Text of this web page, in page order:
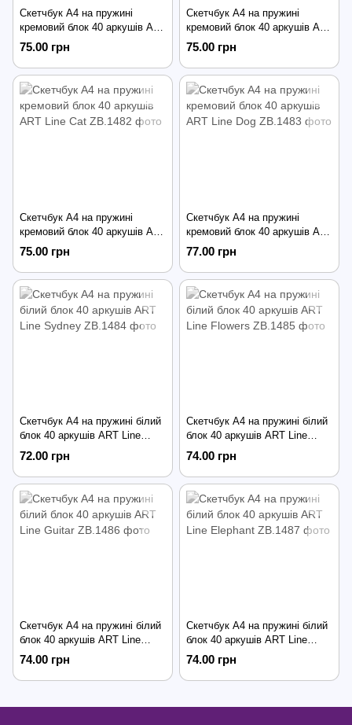
Скетчбук А4 на пружині
кремовий блок 40 аркушів ART
Line
75.00 грн
Скетчбук А4 на пружині
кремовий блок 40 аркушів ART
Line France
75.00 грн
Скетчбук А4 на пружині
кремовий блок 40 аркушів ART
Line Cat
75.00 грн
Скетчбук А4 на пружині
кремовий блок 40 аркушів ART
Line Dog
77.00 грн
Скетчбук А4 на пружині білий
блок 40 аркушів ART Line
Sydney
72.00 грн
Скетчбук А4 на пружині білий
блок 40 аркушів ART Line
Flowers
74.00 грн
Скетчбук А4 на пружині білий
блок 40 аркушів ART Line
Guitar
74.00 грн
Скетчбук А4 на пружині білий
блок 40 аркушів ART Line
Elephant
74.00 грн